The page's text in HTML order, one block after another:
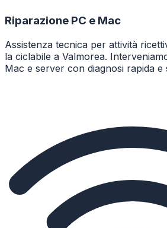
Riparazione PC e Mac
Assistenza tecnica per attività
la ciclabile a Valmorea.
Mac e server con diagnosi rapida e